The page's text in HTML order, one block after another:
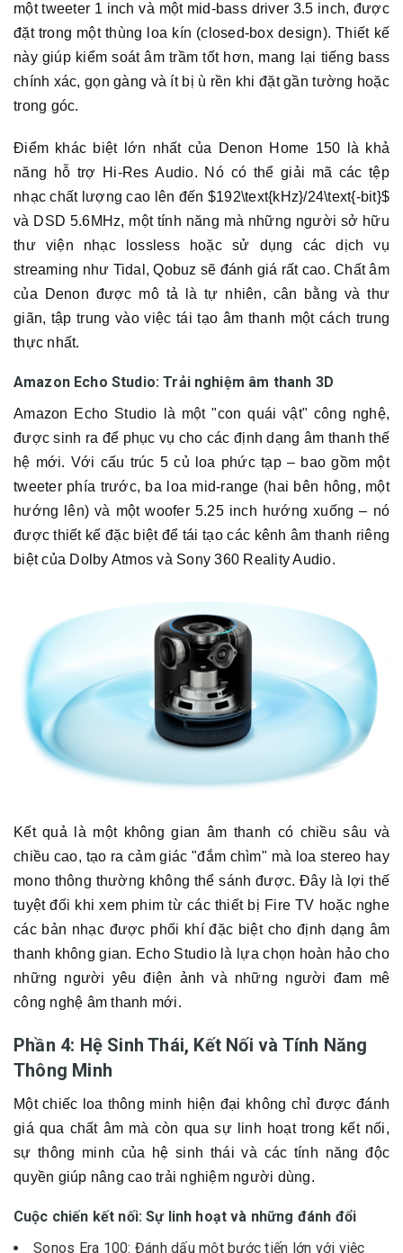
một tweeter 1 inch và một mid-bass driver 3.5 inch, được
đặt trong một thùng loa kín (closed-box design). Thiết kế
này giúp kiểm soát âm trầm tốt hơn, mang lại tiếng bass
chính xác, gọn gàng và ít bị ù rền khi đặt gần tường hoặc
trong góc.
Điểm khác biệt lớn nhất của Denon Home 150 là khả
năng hỗ trợ Hi-Res Audio. Nó có thể giải mã các tệp
nhạc chất lượng cao lên đến $192\text{kHz}/24\text{-bit}$
và DSD 5.6MHz, một tính năng mà những người sở hữu
thư viện nhạc lossless hoặc sử dụng các dịch vụ
streaming như Tidal, Qobuz sẽ đánh giá rất cao. Chất âm
của Denon được mô tả là tự nhiên, cân bằng và thư
giãn, tập trung vào việc tái tạo âm thanh một cách trung
thực nhất.
Amazon Echo Studio: Trải nghiệm âm thanh 3D
Amazon Echo Studio là một "con quái vật" công nghệ,
được sinh ra để phục vụ cho các định dạng âm thanh thế
hệ mới. Với cấu trúc 5 củ loa phức tạp – bao gồm một
tweeter phía trước, ba loa mid-range (hai bên hông, một
hướng lên) và một woofer 5.25 inch hướng xuống – nó
được thiết kế đặc biệt để tái tạo các kênh âm thanh riêng
biệt của Dolby Atmos và Sony 360 Reality Audio.
Kết quả là một không gian âm thanh có chiều sâu và
chiều cao, tạo ra cảm giác "đắm chìm" mà loa stereo hay
mono thông thường không thể sánh được. Đây là lợi thế
tuyệt đối khi xem phim từ các thiết bị Fire TV hoặc nghe
các bản nhạc được phối khí đặc biệt cho định dạng âm
thanh không gian. Echo Studio là lựa chọn hoàn hảo cho
những người yêu điện ảnh và những người đam mê
công nghệ âm thanh mới.
Phần 4: Hệ Sinh Thái, Kết Nối và Tính Năng
Thông Minh
Một chiếc loa thông minh hiện đại không chỉ được đánh
giá qua chất âm mà còn qua sự linh hoạt trong kết nối,
sự thông minh của hệ sinh thái và các tính năng độc
quyền giúp nâng cao trải nghiệm người dùng.
Cuộc chiến kết nối: Sự linh hoạt và những đánh đổi
Sonos Era 100: Đánh dấu một bước tiến lớn với việc